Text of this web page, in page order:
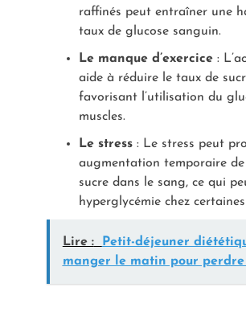
raffinés peut entraîner une
taux de glucose sanguin.
Le manque d’exercice:
aide à réduire le taux de
favorisant l’utilisation du
muscles.
Le stress: Le stress peut
augmentation temporaire
sucre dans le sang, ce qui
hyperglycémie chez
Lire :
Petit-déjeuner
manger le matin pour